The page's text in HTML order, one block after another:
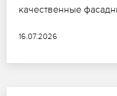
качественные
16.07.2026